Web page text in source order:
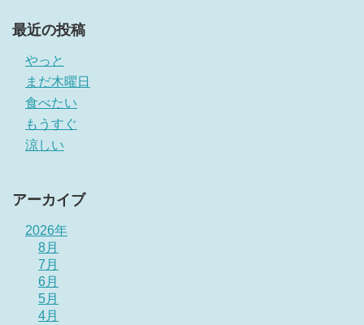
最近の投稿
やっと
まだ木曜日
食べたい
もうすぐ
涼しい
アーカイブ
2026年
8月
7月
6月
5月
4月